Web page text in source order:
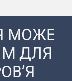
МОЖЕ
ДЛЯ